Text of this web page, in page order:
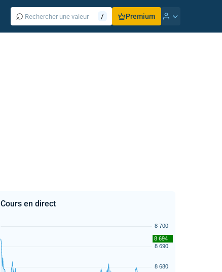
⌕ / Premium
Cours en direct